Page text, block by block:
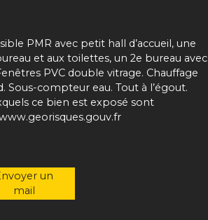
PMR avec petit hall d’accueil, une
et aux toilettes, un 2e bureau avec
PVC double vitrage. Chauffage
compteur eau. Tout à l’égout.
ce bien est exposé sont
un
mail